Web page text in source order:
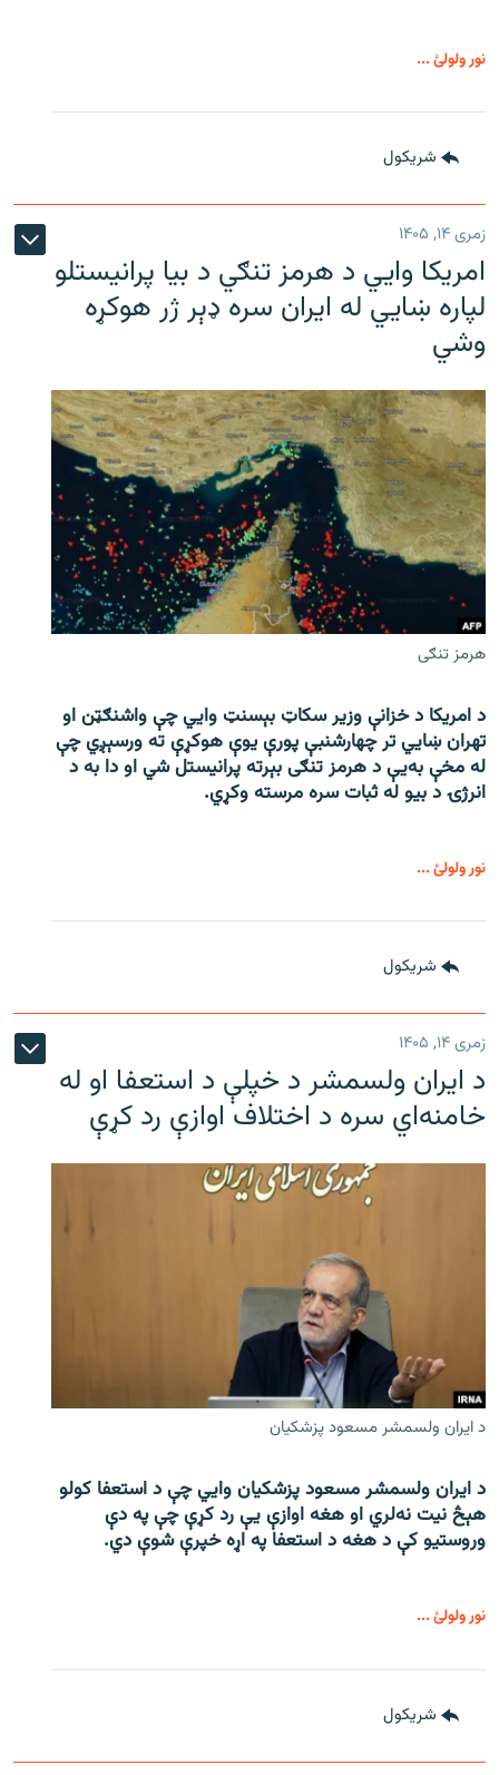
نور ولولئ ...
شريکول
زمری ۱۴, ۱۴۰۵
امریکا وايي د هرمز تنګي د بیا پرانیستلو
لپاره ښایي له ایران سره ډېر ژر هوکړه
وشي
هرمز تنګی
د امریکا د خزانې وزیر سکاټ بېسنټ وایي چې واشنګټن او
تهران ښايي تر چهارشنبې پورې یوې هوکړې ته ورسېږي چې
له مخې به‌یې د هرمز تنګی بېرته پرانیستل شي او دا به د
انرژۍ د بیو له ثبات سره مرسته وکړي.
نور ولولئ ...
شريکول
زمری ۱۴, ۱۴۰۵
د ایران ولسمشر د خپلې د استعفا او له
خامنه‌اي سره د اختلاف اوازې رد کړې
د ایران ولسمشر مسعود پزشکیان
د ایران ولسمشر مسعود پزشکیان وایي چې د استعفا کولو
هېڅ نیت نه‌لري او هغه اوازې یې رد کړې چې په دې
وروستیو کې د هغه د استعفا په اړه خپرې شوې دي.
نور ولولئ ...
شريکول